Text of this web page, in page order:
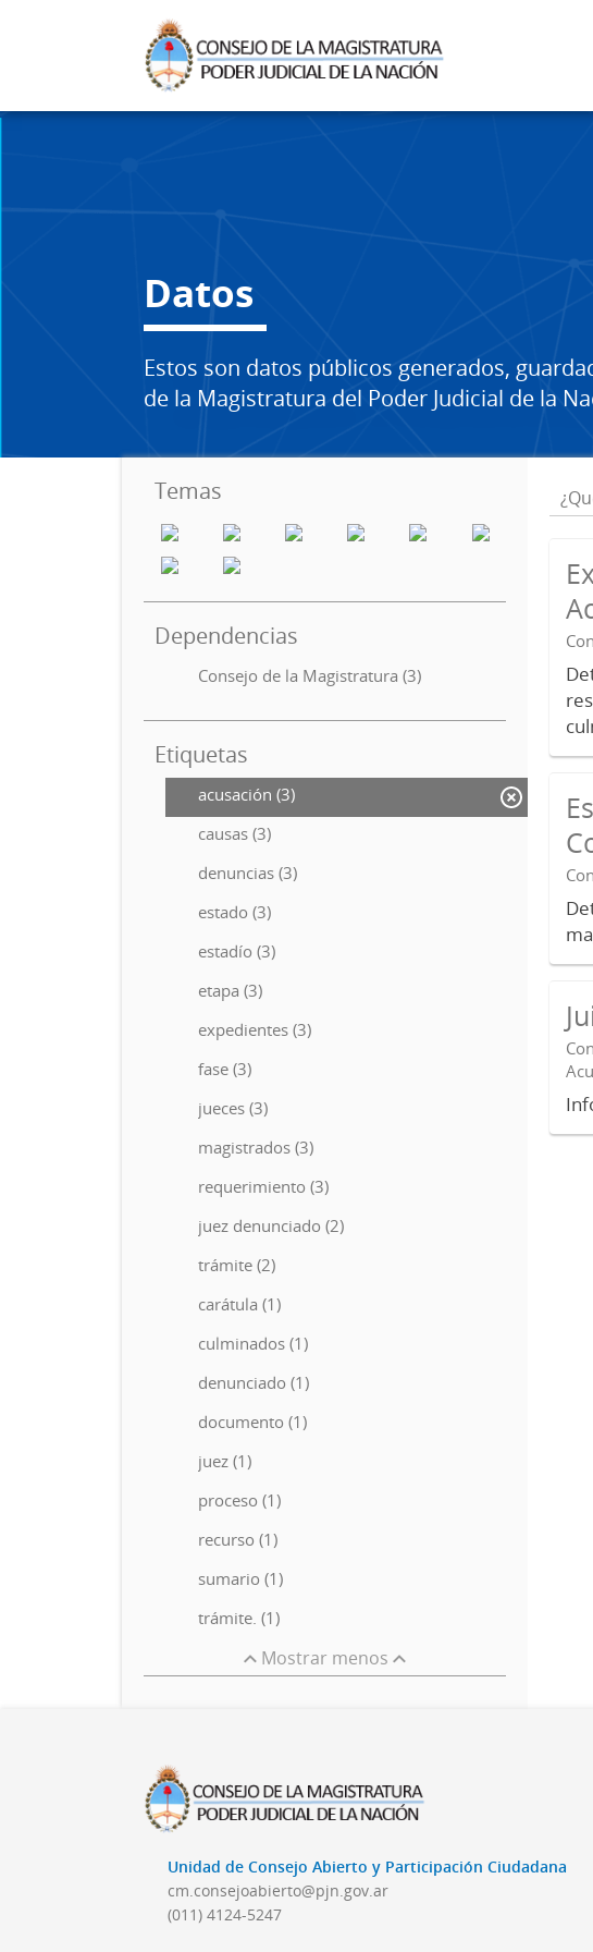
Datos
Estos son datos públicos generados,
de la Magistratura del Poder Judicial de la
Temas
Dependencias
Consejo de la Magistratura (3)
Etiquetas
acusación (3)
causas (3)
denuncias (3)
estado (3)
estadío (3)
etapa (3)
expedientes (3)
fase (3)
jueces (3)
magistrados (3)
requerimiento (3)
juez denunciado (2)
trámite (2)
carátula (1)
culminados (1)
denunciado (1)
documento (1)
juez (1)
proceso (1)
recurso (1)
sumario (1)
trámite. (1)
Mostrar menos
Unidad de Consejo Abierto y Participación Ciudadana
cm.consejoabierto@pjn.gov.ar
(011) 4124-5247